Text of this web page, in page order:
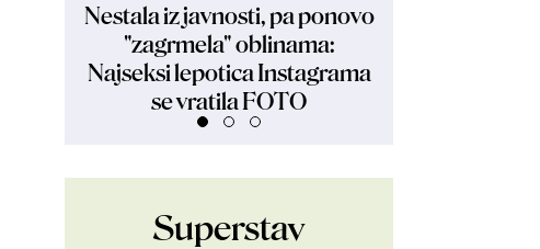
Nestala iz javnosti, pa ponovo
"zagrmela" oblinama:
Najseksi lepotica Instagrama
se vratila FOTO
Superstav